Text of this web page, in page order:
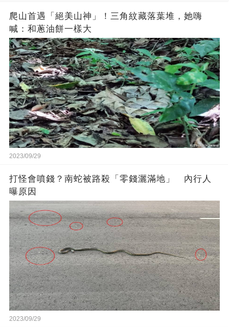
爬山首遇「絕美山神」！三角紋藏落葉堆，她嗨
喊：和蔥油餅一樣大
2023/09/29
打怪會噴錢？南蛇被路殺「零錢灑滿地」 內行人
曝原因
2023/09/29